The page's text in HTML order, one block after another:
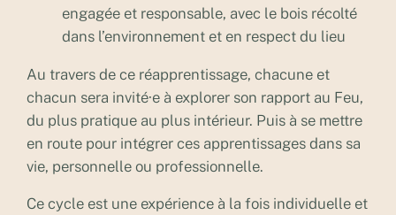
engagée et responsable, avec le bois récolté
dans l’environnement et en respect du lieu
Au travers de ce réapprentissage, chacune et
chacun sera invité·e à explorer son rapport au Feu,
du plus pratique au plus intérieur. Puis à se mettre
en route pour intégrer ces apprentissages dans sa
vie, personnelle ou professionnelle.
Ce cycle est une expérience à la fois individuelle et